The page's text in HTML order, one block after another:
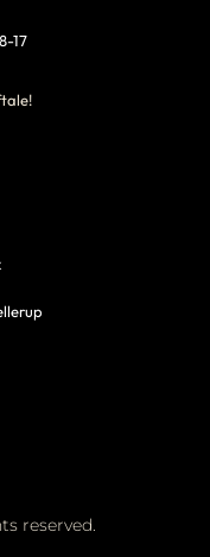
17
reserved.